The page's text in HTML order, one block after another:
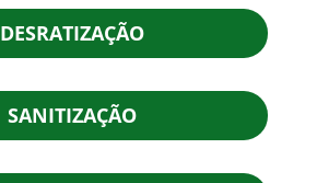
DESRATIZAÇÃO
SANITIZAÇÃO